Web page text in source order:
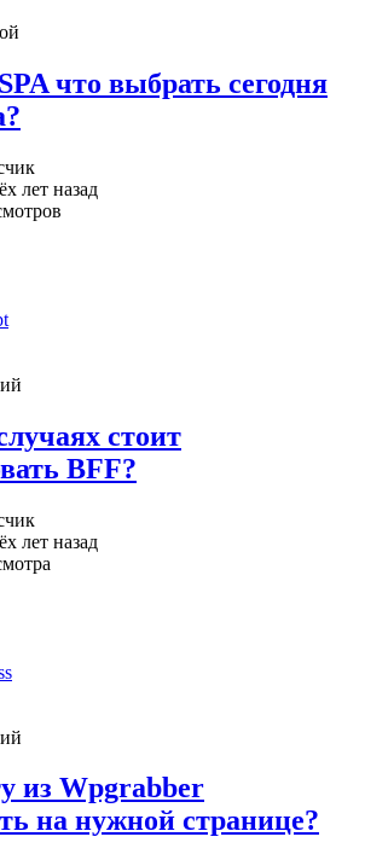
что выбрать сегодня
лет назад
стоит
BFF?
лет назад
из Wpgrabber
на нужной странице?